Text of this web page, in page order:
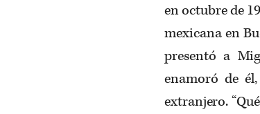
en octubre de
mexicana en
presentó a
enamoró de
extranjero.